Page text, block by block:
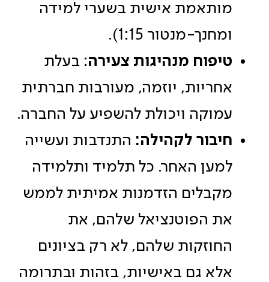
מותאמת אישית בשערי למידה
ומחנך-מנטור 1:15).
טיפוח מנהיגות צעירה: בעלת
אחריות, יוזמה, מעורבות חברתית
עמוקה ויכולת להשפיע על החברה.
חיבור לקהילה: התנדבות ועשייה
למען האחר. כל תלמיד ותלמידה
מקבלים הזדמנות אמיתית לממש
את הפוטנציאל שלהם, את
החוזקות שלהם, לא רק בציונים
אלא גם באישיות, בזהות ובתרומה